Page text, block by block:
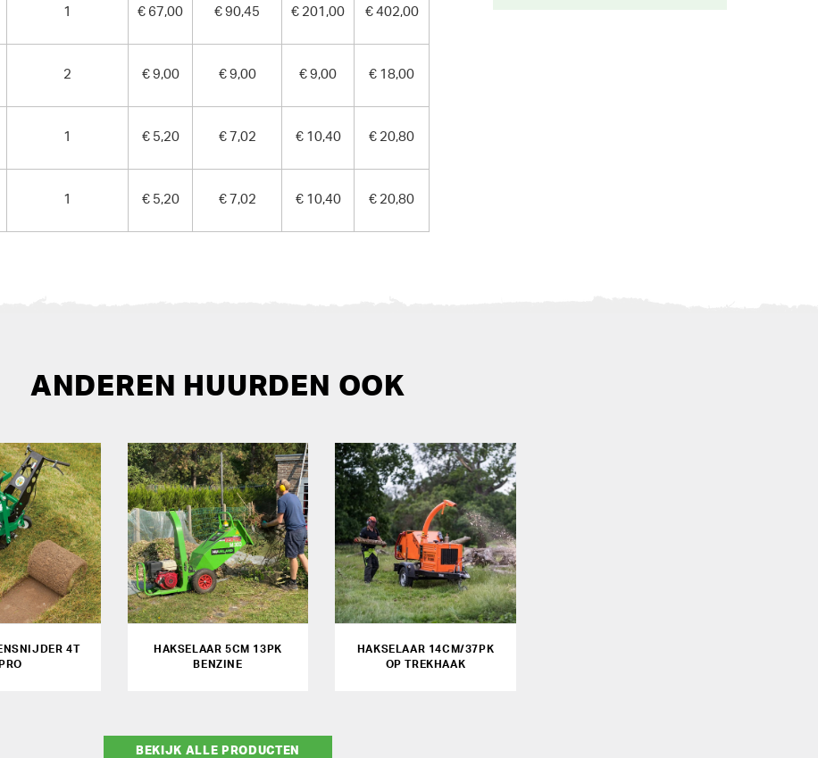
1 € 67,00 € 90,45 € 201,00 € 402,00
2 € 9,00 € 9,00 € 9,00 € 18,00
1 € 5,20 € 7,02 € 10,40 € 20,80
1 € 5,20 € 7,02 € 10,40 € 20,80
ANDEREN HUURDEN OOK
4T
PRO
HAKSELAAR 5CM 13PK
BENZINE
HAKSELAAR 14CM/37PK
OP TREKHAAK
BEKIJK ALLE PRODUCTEN